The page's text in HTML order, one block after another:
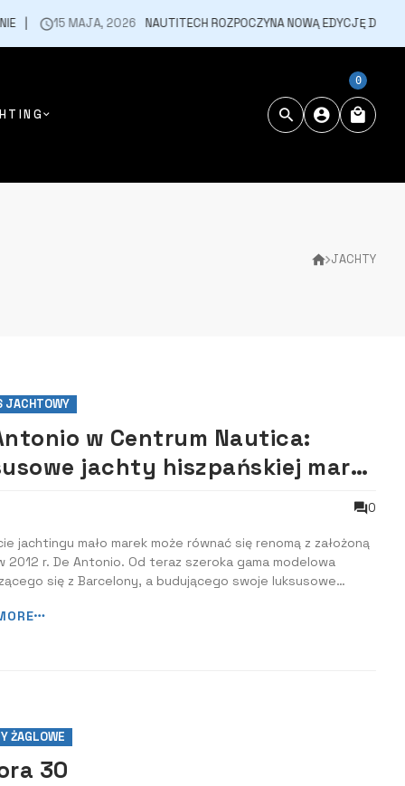
15 MAJA, 2026 NAUTITECH ROZPOCZYNA NOWĄ EDYCJĘ DNI
0
JACHTY
JACHTOWY
w Centrum Nautica:
jachty hiszpańskiej marki
0
jachtingu mało marek może równać się renomą z założoną
2012 r. De Antonio. Od teraz szeroka gama modelowa
się z Barcelony, a budującego swoje luksusowe
na polskim rynku za sprawą Centrum Motorowodnego
ŻAGLOWE
30